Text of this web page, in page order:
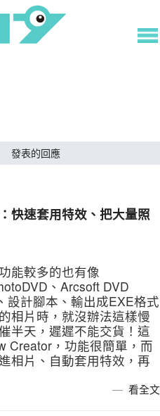
發表的回應
速套用特效、把大量照
能較多的也有像
、Arcsoft DVD
設計腳本、輸出成EXE格式
相片時，就沒辦法這樣慢
半天，遲遲不能交貨！這
Creator，功能很簡單，而
相片、自動套用特效，再
看全文